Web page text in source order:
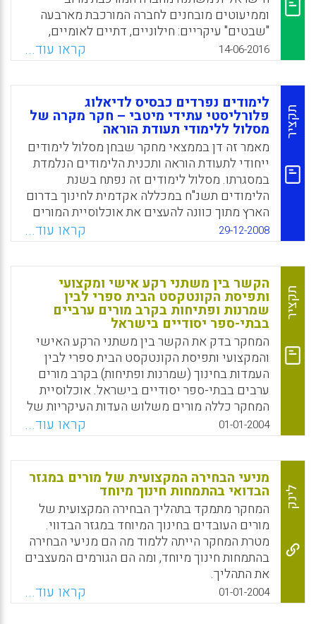
כתרבויות אחרות, חשיבות הגזע והתרבות בחברה
וגזענות.
WhatsApp
Facebook
Email
X
וממיעוטים מובחנים לחברה המורכבת מארבעה
"שבטים" עיקריים: חילוניים, דתיים לאומיים,
חרדים וערבים. בנאומו הקודם תיאר הנשיא
ריבלין ארבעה יסודות הדרושים כדי לבסס
שותפות חדשה בין ארבעת המגזרים של החברה
הישראלית: תחושת ביטחון, אחריות משותפת,
"שוויון והוגנות" ותחושה משותפת של ישראליות.
בכנס הנוכחי, הנשיא ריבלין מדבר על הצורך
בשינוי מוסדי ומערכתי באמצעות הצבת יעדים
לאומיים שניתן להסכים עליהם ולעקוב אחר
ביצועם. הוא מזהה "ארבעה מנועים של שינוי"
החיוניים כדי ליצור שותפות בין ארבעת המגזרים
של החברה הישראלית: "מערכת השירות הציבורי",
אקדמיה ושוק העבודה, השותפות האזורית בין
רשויות מקומיות ממגזרים שונים ומערכת החינוך:
WhatsApp
Facebook
Email
X
14-06-2016 קראו עוד...
תקציר
לימודים נפרדים כבסיס לדיאלוג
פלורליסטי עתידי מיטבי – חקר מקרה של
מסלול ללימודי תעודת הוראה
מאמר זה דן בממצאי מחקר שבחן מסלול לימודים
ייחודי לתעודת הוראה ותכנית הלימודים הנלמדת
במסגרתו. מסלול לימודים זה נפתח בשנת
הלימודים תשנ"ח במכללה אקדמית לחינוך בדרום
הארץ מתוך כוונה להעצים את אוכלוסיית המורים
לעתיד במגזר הבדווי ועל ידי כך לקדם את
האוכלוסייה הבדווית בכללותה ואת הדיאלוג ויחסי
הגומלין בינה לבין האוכלוסייה היהודית בישראל.
תכנית הלימודים במסלול מתבססת על הגישה
הרב-תרבותית הפרטיקולרית, ועיקרון מרכזי שלה
הוא הצורך לחזק את תחושת הדימוי העצמי של
הסטודנטים באמצעות העמקת הידע על מורשת
התרבותית האסלאמית והערבית לצד חיזוק הידע
והמיומנויות האקדמיות. ממצאי המחקר נאספו
באמצעות ניתוחי תוכן איכותניים פרשניים.
ראשית, נבחנה מידת ההתאמה של תכנית
הלימודים במסלול הבדווי/ערבי ללימודי תעודת
הוראה לעקרונות הגישה הרב-תרבותית
הפרטיקולרית. שנית, נבחנו ההשקפות של אנשי
סגל וסטודנטים שהשתתפו במסלול על מידת
ההשפעה של הלימוד בתכנית על קיומם ועל
איכותם של דיאלוגים עתידיים בין ערבים
ליהודים בתוך הקמפוס ובחברה הישראלית ( רוני
ריינגולד).
WhatsApp
Facebook
Email
X
29-12-2008 קראו עוד...
תקציר
הקשר בין משתני רקע אישי ומקצועי
ותפיסת הקונטקסט הבית ספרי לבין
שמרנות ופתיחות בקרב מורים ערביים
בבתי-ספר יסודיים בישראל
המחקר בדק את הקשר בין משתני הרקע האישי
והמקצועי ותפיסת הקונטקסט הבית ספרי לבין
העמדות בחינוך (שמרנות ופתיחות) בקרב מורים
ערבים בבתי-ספר יסודיים בישראל. אוכלוסיית
המחקר כללה מורים משלוש העדות העיקריות של
האוכלוסייה הערבית בישראל – מוסלמים, נוצרים
ודרוזים, וייחודו הוא בכך שסוגיה זו טרם נחקרה
במגזר זה. (אחמד עזאם)
WhatsApp
Facebook
Email
X
01-01-2004 קראו עוד...
לינק
מניעי הבחירה המקצועית של מורים במגזר
הבדואי בהתמחות חינוך מיוחד
המחקר מתמקד בתהליך הבחירה המקצועית של
מורים העובדים בחינוך המיוחד במגזר הבדווי.
מטרת המחקר הייתה ללמוד מה הם מניעי הבחירה
בהתמחות חינוך מיוחד, ומה הם הגורמים המעצבים
את התהליך.
WhatsApp
Facebook
Email
X 01-01-2004 קראו עוד...